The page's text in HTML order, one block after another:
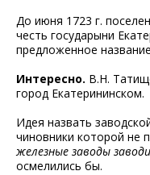
До июня 1723 г.
честь государыни
предложенное
Интересно. В.Н.
город Екатерининском.
Идея назвать
чиновники которой не
железные заводы
осмелились бы.